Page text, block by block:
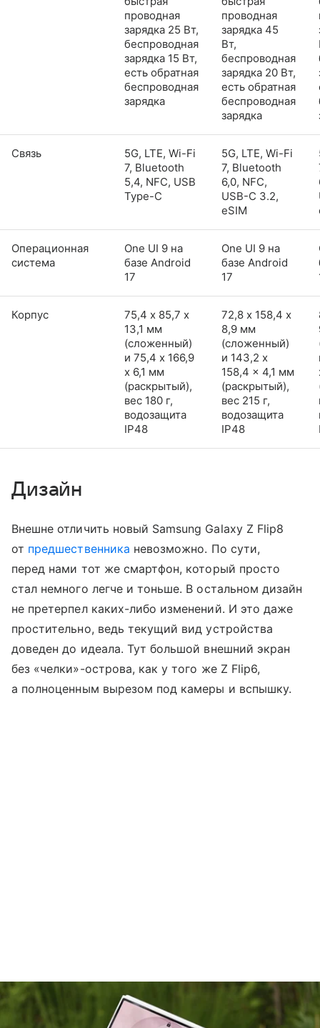
проводная
зарядка 25 Вт,
беспроводная
зарядка 15 Вт,
есть обратная
беспроводная
зарядка
проводная
зарядка 45
Вт,
беспроводная
зарядка 20 Вт,
есть обратная
беспроводная
зарядка
Связь
5G, LTE, Wi-Fi
7, Bluetooth
5,4, NFC, USB
Type-C
5G, LTE, Wi-Fi
7, Bluetooth
6,0, NFC,
USB-C 3.2,
eSIM
Операционная
система
One UI 9 на
базе Android
17
One UI 9 на
базе Android
17
Корпус
75,4 х 85,7 х
13,1 мм
(сложенный)
и 75,4 x 166,9
x 6,1 мм
(раскрытый),
вес 180 г,
водозащита
IP48
72,8 х 158,4 х
8,9 мм
(сложенный)
и 143,2 x
158,4 x 4,1 мм
(раскрытый),
вес 215 г,
водозащита
IP48
Дизайн
Внешне отличить новый Samsung Galaxy Z Flip8
от предшественника невозможно. По сути,
перед нами тот же смартфон, который просто
стал немного легче и тоньше. В остальном дизайн
не претерпел каких-либо изменений. И это даже
простительно, ведь текущий вид устройства
доведен до идеала. Тут большой внешний экран
без «челки»-острова, как у того же Z Flip6,
а полноценным вырезом под камеры и вспышку.